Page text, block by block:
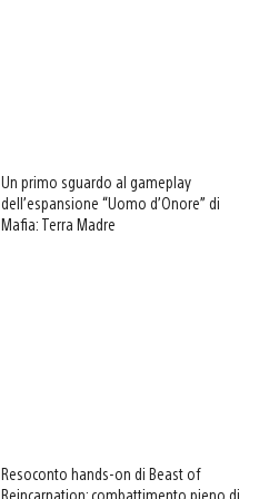
Un primo sguardo al gameplay
dell’espansione “Uomo d’Onore” di
Mafia: Terra Madre
Resoconto hands-on di Beast of
Reincarnation: combattimento pieno di